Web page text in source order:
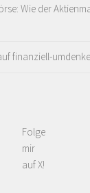
Wie der
finanziell-
Folge
mir
auf X!